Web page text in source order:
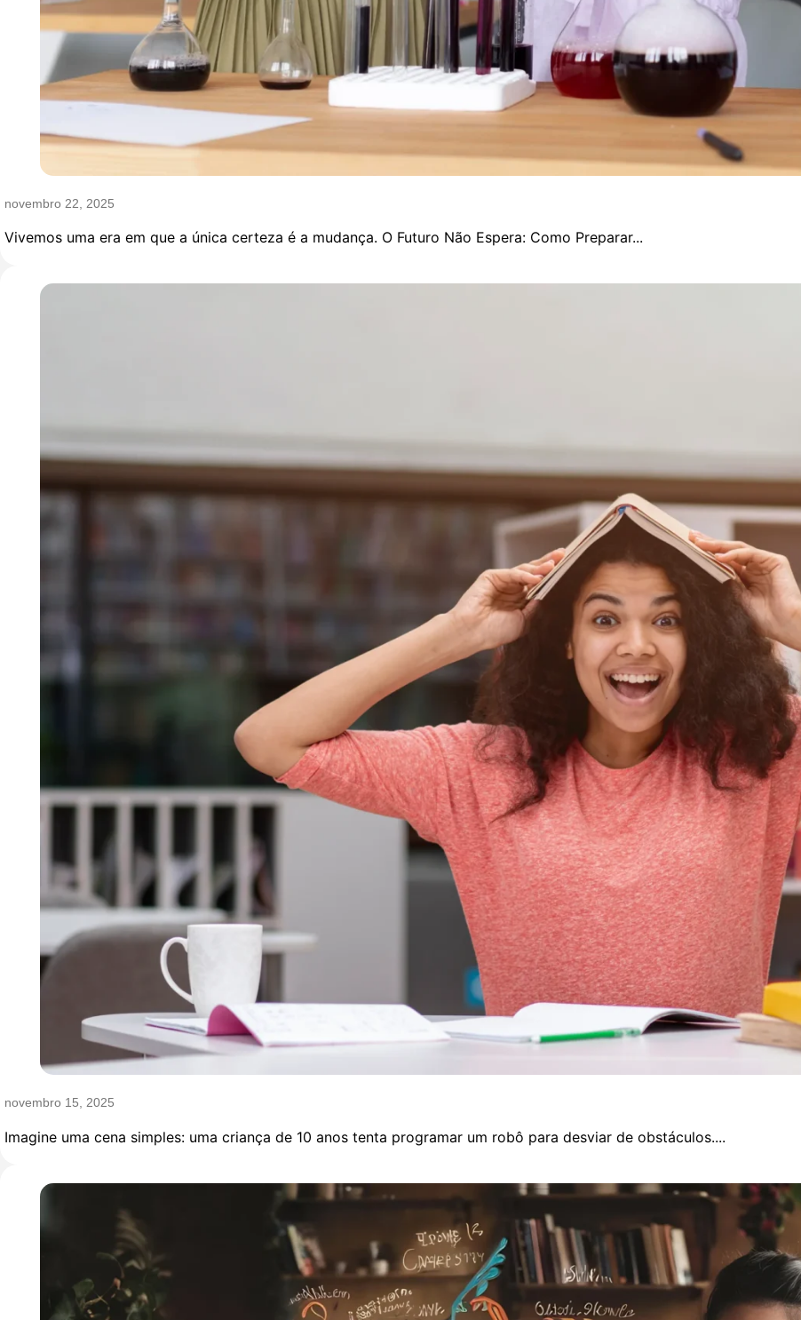
novembro 22, 2025
Vivemos uma era em que a única certeza é a mudança. O Futuro Não Espera: Como Preparar...
novembro 15, 2025
Imagine uma cena simples: uma criança de 10 anos tenta programar um robô para desviar de obstáculos....